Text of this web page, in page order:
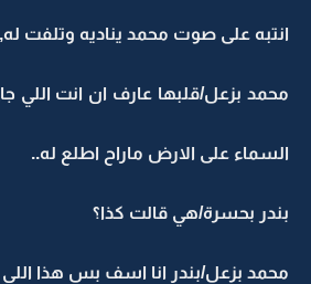
انتبه على صوت محمد يناديه وتلفت
محمد بزعل/قلبها عارف ان انت اللي
السماء على الارض ماراح اطلع له..
بندر بحسرة/هي قالت كذا؟
محمد بزعل/بندر انا اسف بس هذا